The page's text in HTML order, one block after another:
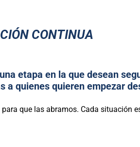
CONTINUA
etapa en la que desean
a quienes quieren empezar
que las abramos. Cada situación